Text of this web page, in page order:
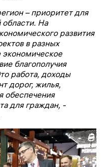
– приоритет для
На
развития
в разных
экономическое
благополучия
работа, доходы
дорог, жилья,
обеспечения
для граждан, -